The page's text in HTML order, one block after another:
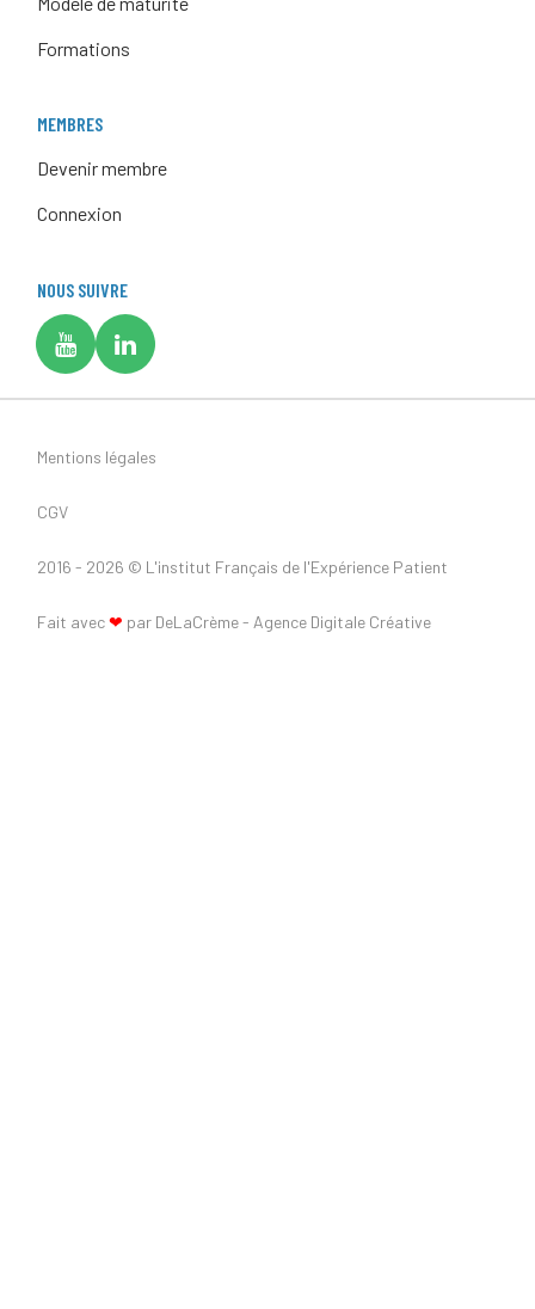
Formations
MEMBRES
Devenir membre
Connexion
NOUS SUIVRE
Fait avec❤ par DeLaCrème - Agence Digitale Créative
Mentions légales
CGV
2016 - 2026 © L'institut Français de l'Expérience Patient